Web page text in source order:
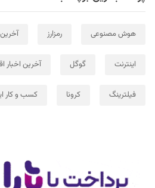
هوش مصنوعی رمزارز آخرین
اینترنت گوگل آخرین اخبار
فیلترینگ کرونا کسب و کار